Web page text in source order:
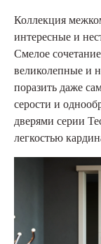
Коллекция
интересные и
Смелое
великолепные и
поразить даже
серости и
дверями серии
легкостью